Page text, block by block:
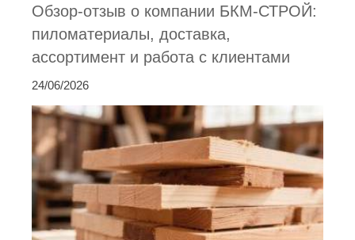
Обзор-отзыв о компании БКМ-СТРОЙ:
пиломатериалы, доставка,
ассортимент и работа с клиентами
24/06/2026